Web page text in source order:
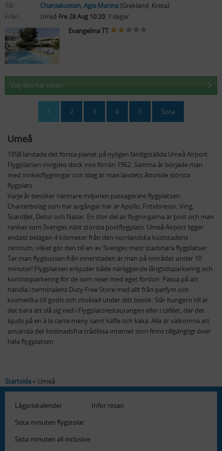
Till: Chaniakusten, Agia Marina(Grekland, Kreta)
Från:
Umeå Fre 28 Aug 10:20, 7 dagar
Evangelina TT
Välj den här resan
1 2 3 4 5 Sista
Umeå
1958 landade det första planet på nyligen färdigställda Umeå Airport.
Flygplatsen invigdes dock inte förrän 1962. Samma år började man
med inrikesflygningar och idag är man landets åttonde största
flygplats.
Varje år besöker närmare miljonen passagerare flygplatsen.
Charterbolag som har avgångar här är Apollo, Fritidsresor, Ving,
ScandJet, Detur och Nazar. En stor del av flygningarna är post och man
rankas som Sveriges näst största postflygplats. Umeå Airport ligger
endast belägen 4 kilometer från den norrländska kuststadens
centrum, vilket gör den till en av Sveriges mest stadsnära flygplatser.
Tar man flygbussen från innerstaden är man på området under 10
minuter! Flygplatsen erbjuder både närliggande långtidsparkering och
korttidsparkering för de som reser med eget fordon. Passa på att
handla i terminalens Duty Free Store med allt från parfym och
kosmetika till godis och choklad under ditt besök. Slår hungern till är
det bara att slå sig ned i Flygplatsrestaurangen eller i caféet, där det
bjuds på en à la carte-meny samt kaffe och kaka. Alla är välkomna att
använda det kostnadsfria trådlösa internet som finns tillgängligt över
hela flygplatsen.
Startsida Umeå
Lågpriskalender
Inför resan
Sista minuten flygstolar
Sista minuten all inclusive